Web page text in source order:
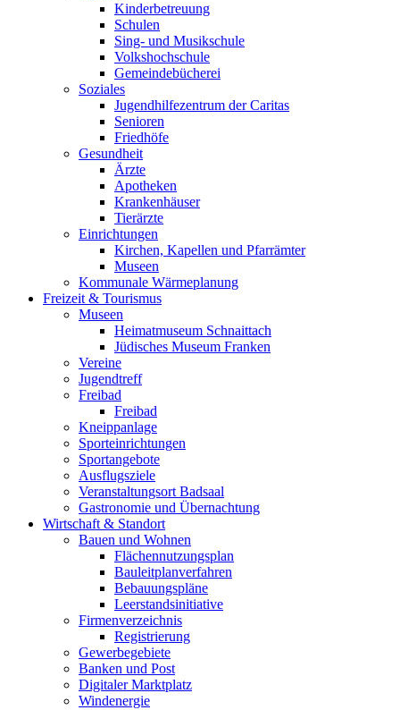
Kinderbetreuung
Schulen
Sing- und Musikschule
Volkshochschule
Gemeindebücherei
Soziales
Jugendhilfezentrum der Caritas
Senioren
Friedhöfe
Gesundheit
Ärzte
Apotheken
Krankenhäuser
Tierärzte
Einrichtungen
Kirchen, Kapellen und Pfarrämter
Museen
Kommunale Wärmeplanung
Freizeit & Tourismus
Museen
Heimatmuseum Schnaittach
Jüdisches Museum Franken
Vereine
Jugendtreff
Freibad
Freibad
Kneippanlage
Sporteinrichtungen
Sportangebote
Ausflugsziele
Veranstaltungsort Badsaal
Gastronomie und Übernachtung
Wirtschaft & Standort
Bauen und Wohnen
Flächennutzungsplan
Bauleitplanverfahren
Bebauungspläne
Leerstandsinitiative
Firmenverzeichnis
Registrierung
Gewerbegebiete
Banken und Post
Digitaler Marktplatz
Windenergie